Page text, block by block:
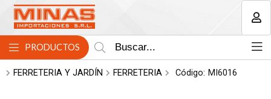
PRODUCTOS
FERRETERIA Y JARDÍN FERRETERIA Código: MI6016